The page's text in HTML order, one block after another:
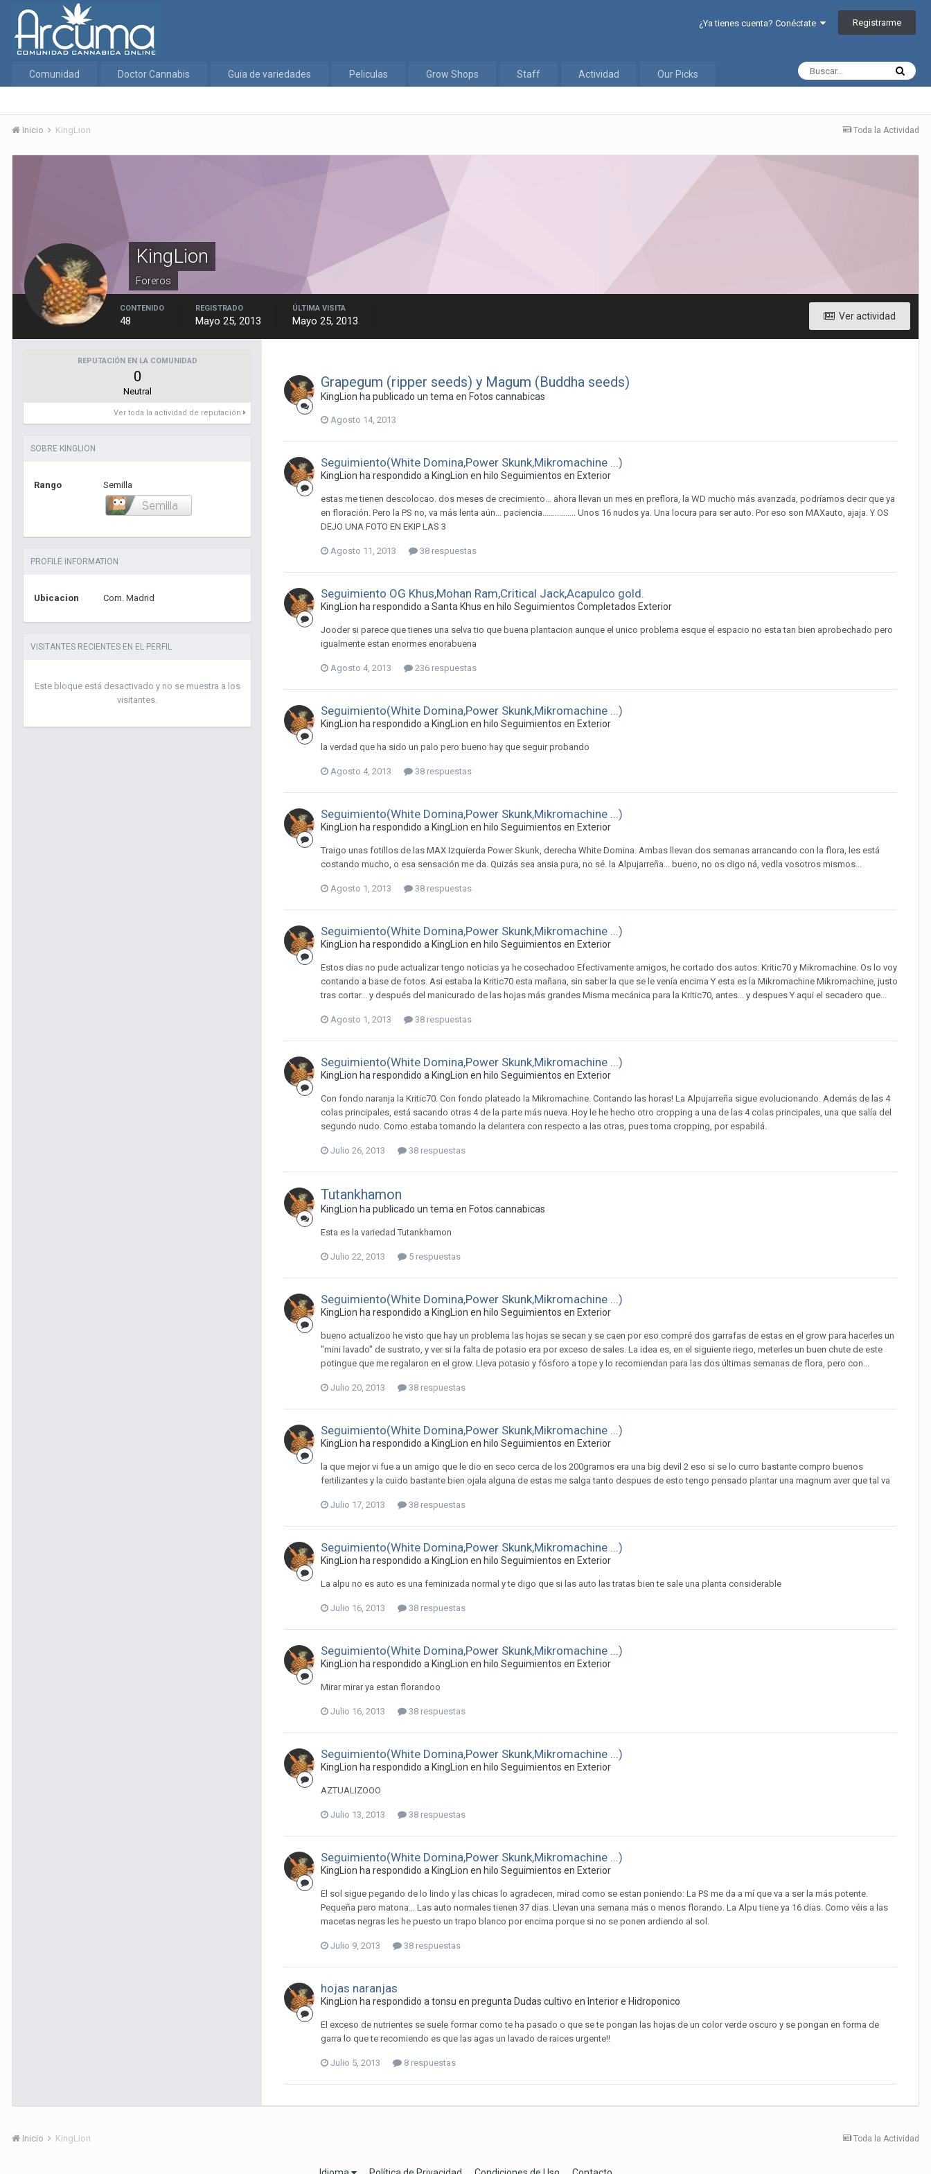
¿Ya tienes cuenta? Conéctate Registrarme
Comunidad Doctor Cannabis Guia de variedades Peliculas Grow Shops Staff Actividad Our Picks
Toda la Actividad
Inicio KingLion
KingLion
Foreros
Ver actividad
CONTENIDO
48
REGISTRADO
Mayo 25, 2013
ÚLTIMA VISITA
Mayo 25, 2013
REPUTACIÓN EN LA COMUNIDAD
0
Neutral
Ver toda la actividad de reputación
SOBRE KINGLION
Rango Semilla
PROFILE INFORMATION
Ubicacion Com. Madrid
VISITANTES RECIENTES EN EL PERFIL
Este bloque está desactivado y no se muestra a los
visitantes.
Grapegum (ripper seeds) y Magum (Buddha seeds)
KingLion ha publicado un tema en Fotos cannabicas
Agosto 14, 2013
Seguimiento(White Domina,Power Skunk,Mikromachine ...)
KingLion ha respondido a KingLion en hilo Seguimientos en Exterior
estas me tienen descolocao. dos meses de crecimiento... ahora llevan un mes en preflora, la WD mucho más avanzada, podríamos decir que ya
en floración. Pero la PS no, va más lenta aún... paciencia................ Unos 16 nudos ya. Una locura para ser auto. Por eso son MAXauto, ajaja. Y OS
DEJO UNA FOTO EN EKIP LAS 3
Agosto 11, 2013 38 respuestas
Seguimiento OG Khus,Mohan Ram,Critical Jack,Acapulco gold.
KingLion ha respondido a Santa Khus en hilo Seguimientos Completados Exterior
Jooder si parece que tienes una selva tio que buena plantacion aunque el unico problema esque el espacio no esta tan bien aprobechado pero
igualmente estan enormes enorabuena
Agosto 4, 2013 236 respuestas
Seguimiento(White Domina,Power Skunk,Mikromachine ...)
KingLion ha respondido a KingLion en hilo Seguimientos en Exterior
la verdad que ha sido un palo pero bueno hay que seguir probando
Agosto 4, 2013 38 respuestas
Seguimiento(White Domina,Power Skunk,Mikromachine ...)
KingLion ha respondido a KingLion en hilo Seguimientos en Exterior
Traigo unas fotillos de las MAX Izquierda Power Skunk, derecha White Domina. Ambas llevan dos semanas arrancando con la flora, les está
costando mucho, o esa sensación me da. Quizás sea ansia pura, no sé. la Alpujarreña... bueno, no os digo ná, vedla vosotros mismos...
Agosto 1, 2013 38 respuestas
Seguimiento(White Domina,Power Skunk,Mikromachine ...)
KingLion ha respondido a KingLion en hilo Seguimientos en Exterior
Estos dias no pude actualizar tengo noticias ya he cosechadoo Efectivamente amigos, he cortado dos autos: Kritic70 y Mikromachine. Os lo voy
contando a base de fotos. Asi estaba la Kritic70 esta mañana, sin saber la que se le venía encima Y esta es la Mikromachine Mikromachine, justo
tras cortar... y después del manicurado de las hojas más grandes Misma mecánica para la Kritic70, antes... y despues Y aqui el secadero que...
Agosto 1, 2013 38 respuestas
Seguimiento(White Domina,Power Skunk,Mikromachine ...)
KingLion ha respondido a KingLion en hilo Seguimientos en Exterior
Con fondo naranja la Kritic70. Con fondo plateado la Mikromachine. Contando las horas! La Alpujarreña sigue evolucionando. Además de las 4
colas principales, está sacando otras 4 de la parte más nueva. Hoy le he hecho otro cropping a una de las 4 colas principales, una que salía del
segundo nudo. Como estaba tomando la delantera con respecto a las otras, pues toma cropping, por espabilá.
Julio 26, 2013 38 respuestas
Tutankhamon
KingLion ha publicado un tema en Fotos cannabicas
Esta es la variedad Tutankhamon
Julio 22, 2013 5 respuestas
Seguimiento(White Domina,Power Skunk,Mikromachine ...)
KingLion ha respondido a KingLion en hilo Seguimientos en Exterior
bueno actualizoo he visto que hay un problema las hojas se secan y se caen por eso compré dos garrafas de estas en el grow para hacerles un
"mini lavado" de sustrato, y ver si la falta de potasio era por exceso de sales. La idea es, en el siguiente riego, meterles un buen chute de este
potingue que me regalaron en el grow. Lleva potasio y fósforo a tope y lo recomiendan para las dos últimas semanas de flora, pero con...
Julio 20, 2013 38 respuestas
Seguimiento(White Domina,Power Skunk,Mikromachine ...)
KingLion ha respondido a KingLion en hilo Seguimientos en Exterior
la que mejor vi fue a un amigo que le dio en seco cerca de los 200gramos era una big devil 2 eso si se lo curro bastante compro buenos
fertilizantes y la cuido bastante bien ojala alguna de estas me salga tanto despues de esto tengo pensado plantar una magnum aver que tal va
Julio 17, 2013 38 respuestas
Seguimiento(White Domina,Power Skunk,Mikromachine ...)
KingLion ha respondido a KingLion en hilo Seguimientos en Exterior
La alpu no es auto es una feminizada normal y te digo que si las auto las tratas bien te sale una planta considerable
Julio 16, 2013 38 respuestas
Seguimiento(White Domina,Power Skunk,Mikromachine ...)
KingLion ha respondido a KingLion en hilo Seguimientos en Exterior
Mirar mirar ya estan florandoo
Julio 16, 2013 38 respuestas
Seguimiento(White Domina,Power Skunk,Mikromachine ...)
KingLion ha respondido a KingLion en hilo Seguimientos en Exterior
AZTUALIZOOO
Julio 13, 2013 38 respuestas
Seguimiento(White Domina,Power Skunk,Mikromachine ...)
KingLion ha respondido a KingLion en hilo Seguimientos en Exterior
El sol sigue pegando de lo lindo y las chicas lo agradecen, mirad como se estan poniendo: La PS me da a mí que va a ser la más potente.
Pequeña pero matona... Las auto normales tienen 37 dias. Llevan una semana más o menos florando. La Alpu tiene ya 16 dias. Como véis a las
macetas negras les he puesto un trapo blanco por encima porque si no se ponen ardiendo al sol.
Julio 9, 2013 38 respuestas
hojas naranjas
KingLion ha respondido a tonsu en pregunta Dudas cultivo en Interior e Hidroponico
El exceso de nutrientes se suele formar como te ha pasado o que se te pongan las hojas de un color verde oscuro y se pongan en forma de
garra lo que te recomiendo es que las agas un lavado de raices urgente!!
Julio 5, 2013 8 respuestas
Toda la Actividad
Inicio KingLion